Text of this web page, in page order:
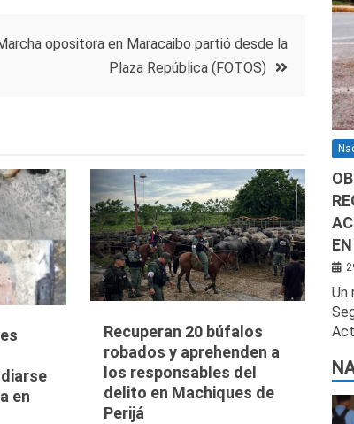
opositora en Maracaibo partió desde la
Plaza República (FOTOS)
en
Recuperan 20 búfalos
robados y aprehenden a
los responsables del
delito en Machiques de
Perijá
Un